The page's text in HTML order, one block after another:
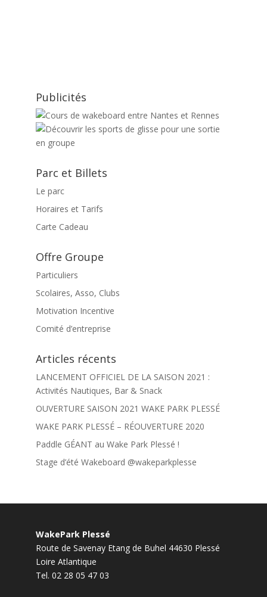
Publicités
Parc et Billets
Le parc
Horaires et Tarifs
Carte Cadeau
Offre Groupe
Particuliers
Scolaires, Asso, Clubs
Motivation Incentive
Comité d’entreprise
Articles récents
LANCEMENT OFFICIEL DE LA SAISON 2021 :
Activités Nautiques, Bar & Snack
OUVERTURE SAISON 2021 WAKE PARK PLESSÉ
WAKE PARK PLESSÉ – RÉOUVERTURE 2020
Paddle GÉANT au Wake Park Plessé !
Stage d’été Wakeboard @wakeparkplesse
WakePark Plessé
Route de Savenay Etang de Buhel 44630 Plessé
Loire Atlantique
Tel. 02 28 05 47 03